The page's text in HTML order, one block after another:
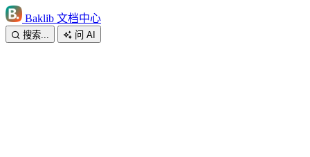
Baklib 文档中心
搜索... 问 AI